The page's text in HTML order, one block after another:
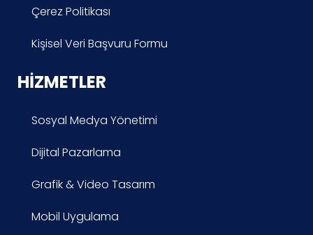
Çerez Politikası
Kişisel Veri Başvuru Formu
HIZMETLER
Sosyal Medya Yönetimi
Dijital Pazarlama
Grafik & Video Tasarım
Mobil Uygulama